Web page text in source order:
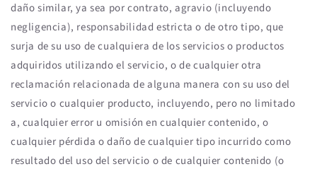
daño similar, ya sea por contrato, agravio (incluyendo
negligencia), responsabilidad estricta o de otro tipo, que
surja de su uso de cualquiera de los servicios o productos
adquiridos utilizando el servicio, o de cualquier otra
reclamación relacionada de alguna manera con su uso del
servicio o cualquier producto, incluyendo, pero no limitado
a, cualquier error u omisión en cualquier contenido, o
cualquier pérdida o daño de cualquier tipo incurrido como
resultado del uso del servicio o de cualquier contenido (o